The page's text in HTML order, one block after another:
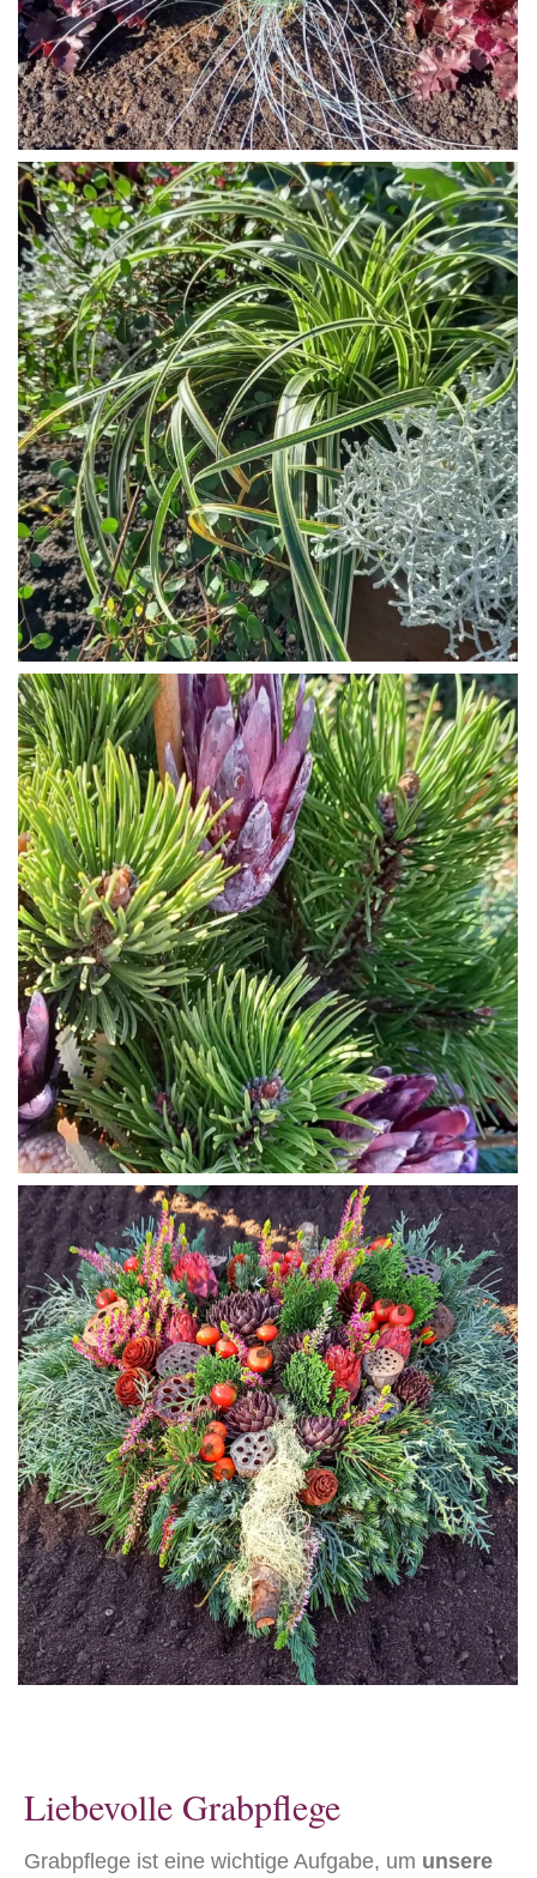
Liebevolle Grabpflege
Grabpflege ist eine wichtige Aufgabe, um unsere